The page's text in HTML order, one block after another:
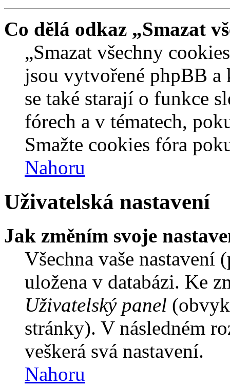
Co dělá odkaz „Smazat
„Smazat všechny
jsou vytvořené phpBB a
se také starají o funkce
fórech a v tématech,
Smažte cookies fóra
Nahoru
Uživatelská nastavení
Jak změním svoje
Všechna vaše
uložena v databázi. Ke
Uživatelský panel
stránky). V následném
veškerá svá nastavení.
Nahoru